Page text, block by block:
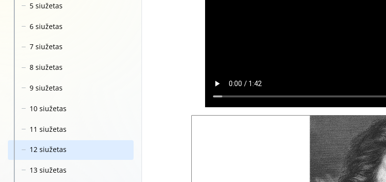
5 siužetas
6 siužetas
7 siužetas
8 siužetas
9 siužetas
10 siužetas
11 siužetas
12 siužetas
13 siužetas